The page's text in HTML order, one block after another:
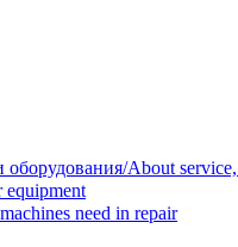
About
equipment
need in repair